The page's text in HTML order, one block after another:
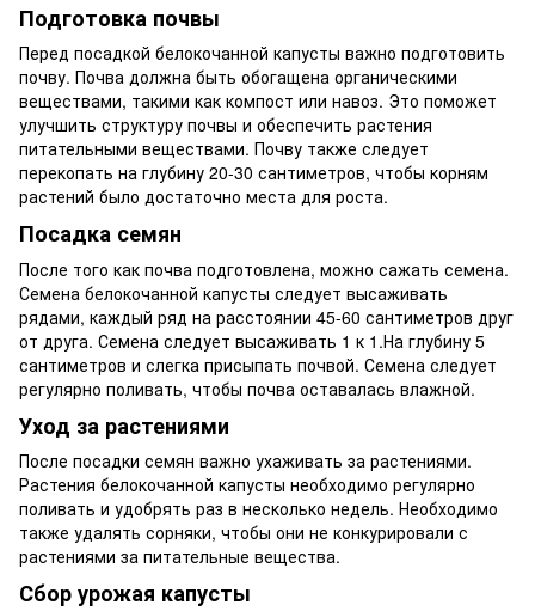
Подготовка почвы
Перед посадкой белокочанной капусты важно подготовить
почву. Почва должна быть обогащена органическими
веществами, такими как компост или навоз. Это поможет
улучшить структуру почвы и обеспечить растения
питательными веществами. Почву также следует
перекопать на глубину 20-30 сантиметров, чтобы корням
растений было достаточно места для роста.
Посадка семян
После того как почва подготовлена, можно сажать семена.
Семена белокочанной капусты следует высаживать
рядами, каждый ряд на расстоянии 45-60 сантиметров друг
от друга. Семена следует высаживать 1 к 1.На глубину 5
сантиметров и слегка присыпать почвой. Семена следует
регулярно поливать, чтобы почва оставалась влажной.
Уход за растениями
После посадки семян важно ухаживать за растениями.
Растения белокочанной капусты необходимо регулярно
поливать и удобрять раз в несколько недель. Необходимо
также удалять сорняки, чтобы они не конкурировали с
растениями за питательные вещества.
Сбор урожая капусты